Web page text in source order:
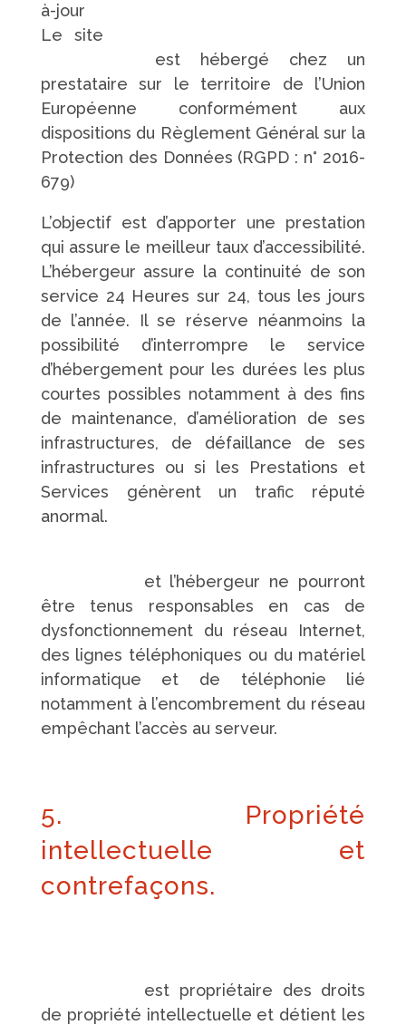
à-jour
Le site
est hébergé chez un
prestataire sur le territoire de l’Union
Européenne conformément aux
dispositions du Règlement Général sur la
Protection des Données (RGPD : n° 2016-
679)
L’objectif est d’apporter une prestation
qui assure le meilleur taux d’accessibilité.
L’hébergeur assure la continuité de son
service 24 Heures sur 24, tous les jours
de l’année. Il se réserve néanmoins la
possibilité d’interrompre le service
d’hébergement pour les durées les plus
courtes possibles notamment à des fins
de maintenance, d’amélioration de ses
infrastructures, de défaillance de ses
infrastructures ou si les Prestations et
Services génèrent un trafic réputé
anormal.
et l’hébergeur ne pourront
être tenus responsables en cas de
dysfonctionnement du réseau Internet,
des lignes téléphoniques ou du matériel
informatique et de téléphonie lié
notamment à l’encombrement du réseau
empêchant l’accès au serveur.
5. Propriété
intellectuelle et
contrefaçons.
est propriétaire des droits
de propriété intellectuelle et détient les